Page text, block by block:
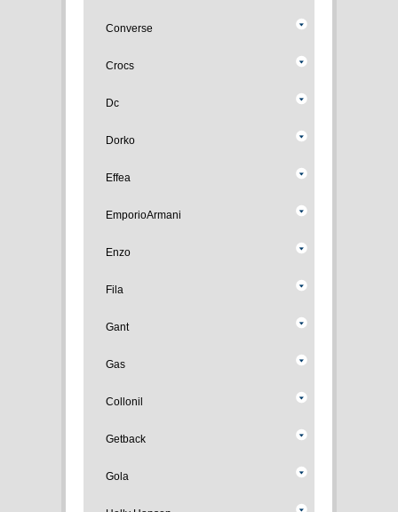
Converse
Crocs
Dc
Dorko
Effea
EmporioArmani
Enzo
Fila
Gant
Gas
Collonil
Getback
Gola